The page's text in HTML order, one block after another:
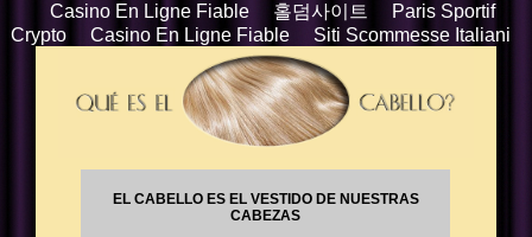
Casino En Ligne Fiable 홀덤사이트
Paris Sportif
Crypto
Casino En Ligne Fiable Siti Scommesse Italiani
EL CABELLO ES EL VESTIDO DE NUESTRAS
CABEZAS